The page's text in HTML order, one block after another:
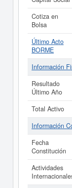
Cotiza en
Bolsa
Último Acto
BORME
Información
Resultado
Último Año
Total Activo
Información
Fecha
Constitución
Actividades